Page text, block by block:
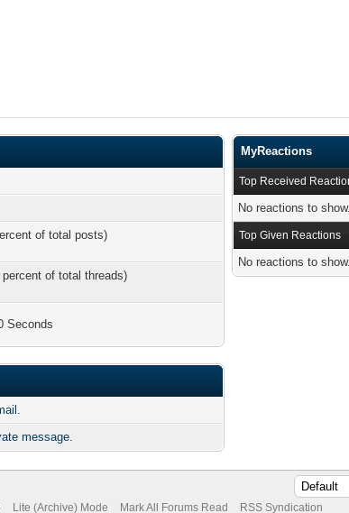
of total posts)
of total threads)
Seconds
message.
MyReactions
Top Received
No reactions to show.
Top Given Reactions
No reactions to show.
Lite (Archive) Mode Mark All Forums Read RSS Syndication